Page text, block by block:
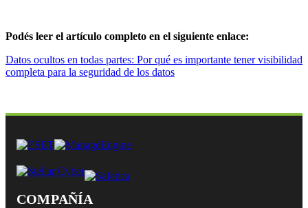
Podés leer el artículo completo en el siguiente enlace:
Datos ocultos en todas partes: Por qué es importante tener visibilidad
completa para la seguridad de los datos
COMPAÑÍA